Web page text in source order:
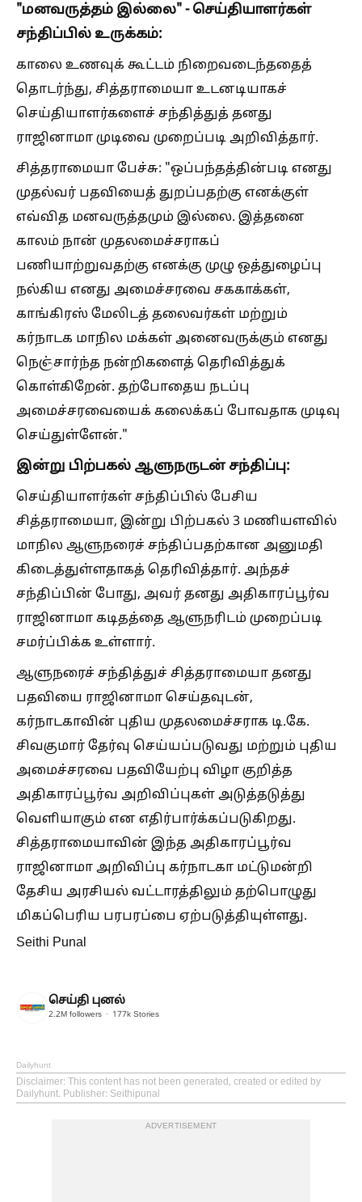
"மனவருத்தம் இல்லை" - செய்தியாளர்கள்
சந்திப்பில் உருக்கம்:
காலை உணவுக் கூட்டம் நிறைவடைந்ததைத்
தொடர்ந்து, சித்தராமையா உடனடியாகச்
செய்தியாளர்களைச் சந்தித்துத் தனது
ராஜினாமா முடிவை முறைப்படி அறிவித்தார்.
சித்தராமையா பேச்சு: "ஒப்பந்தத்தின்படி எனது
முதல்வர் பதவியைத் துறப்பதற்கு எனக்குள்
எவ்வித மனவருத்தமும் இல்லை. இத்தனை
காலம் நான் முதலமைச்சராகப்
பணியாற்றுவதற்கு எனக்கு முழு ஒத்துழைப்பு
நல்கிய எனது அமைச்சரவை சககாக்கள்,
காங்கிரஸ் மேலிடத் தலைவர்கள் மற்றும்
கர்நாடக மாநில மக்கள் அனைவருக்கும் எனது
நெஞ்சார்ந்த நன்றிகளைத் தெரிவித்துக்
கொள்கிறேன். தற்போதைய நடப்பு
அமைச்சரவையைக் கலைக்கப் போவதாக முடிவு
செய்துள்ளேன்."
இன்று பிற்பகல் ஆளுநருடன் சந்திப்பு:
செய்தியாளர்கள் சந்திப்பில் பேசிய
சித்தராமையா, இன்று பிற்பகல் 3 மணியளவில்
மாநில ஆளுநரைச் சந்திப்பதற்கான அனுமதி
கிடைத்துள்ளதாகத் தெரிவித்தார். அந்தச்
சந்திப்பின் போது, அவர் தனது அதிகாரப்பூர்வ
ராஜினாமா கடிதத்தை ஆளுநரிடம் முறைப்படி
சமர்ப்பிக்க உள்ளார்.
ஆளுநரைச் சந்தித்துச் சித்தராமையா தனது
பதவியை ராஜினாமா செய்தவுடன்,
கர்நாடகாவின் புதிய முதலமைச்சராக டி.கே.
சிவகுமார் தேர்வு செய்யப்படுவது மற்றும் புதிய
அமைச்சரவை பதவியேற்பு விழா குறித்த
அதிகாரப்பூர்வ அறிவிப்புகள் அடுத்தடுத்து
வெளியாகும் என எதிர்பார்க்கப்படுகிறது.
சித்தராமையாவின் இந்த அதிகாரப்பூர்வ
ராஜினாமா அறிவிப்பு கர்நாடகா மட்டுமன்றி
தேசிய அரசியல் வட்டாரத்திலும் தற்பொழுது
மிகப்பெரிய பரபரப்பை ஏற்படுத்தியுள்ளது.
Seithi Punal
செய்தி புனல்
2.2M followers 177k Stories
Dailyhunt
Disclaimer: This content has not been generated, created or edited by
Dailyhunt. Publisher: Seithipunal
ADVERTISEMENT